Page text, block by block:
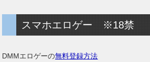
スマホエロゲー ※18禁
DMMエロゲーの無料登録方法